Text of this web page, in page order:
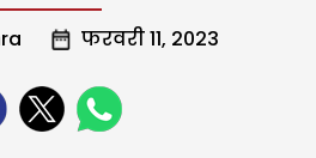
फरवरी 11, 2023